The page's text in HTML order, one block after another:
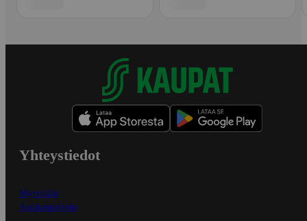
Yhteystiedot
Myymälät
Asiakaspalvelu